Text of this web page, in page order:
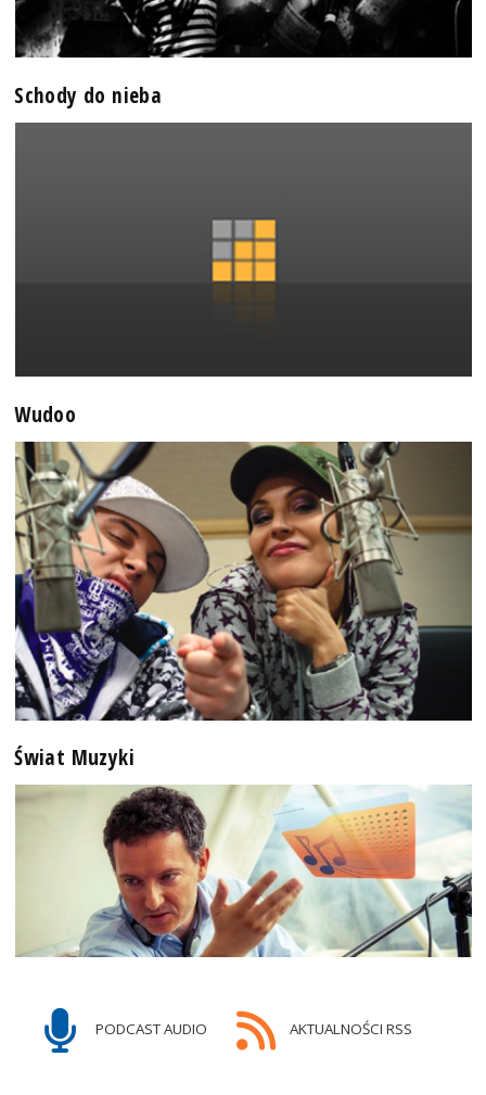
Schody do nieba
Wudoo
Świat Muzyki
PODCAST AUDIO AKTUALNOŚCI RSS